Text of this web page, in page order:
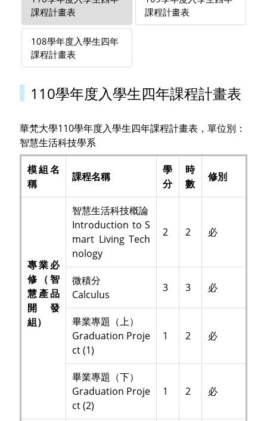
課程計畫表
課程計畫表
108學年度入學生四年
課程計畫表
110學年度入學生四年課程計畫表
華梵大學110學年度入學生四年課程計畫表，單位別：
智慧生活科技學系
模組名
稱
課程名稱
學
分
時
數
修別
專業必
修（智
慧產品
開發
組）
智慧生活科技概論
Introduction to S
mart Living Tech
nology
2 2 必
微積分
Calculus
3 3 必
畢業專題（上）
Graduation Proje
ct (1)
1 2 必
畢業專題（下）
Graduation Proje
ct (2)
1 2 必